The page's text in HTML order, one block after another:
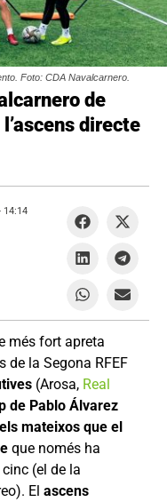
Foto: CDA Navalcarnero.
de
directe
més fort apreta
de la Segona RFEF
(Arosa, Real
de Pablo Álvarez
mateixos que el
que només ha
(el de la
El ascens
14:14